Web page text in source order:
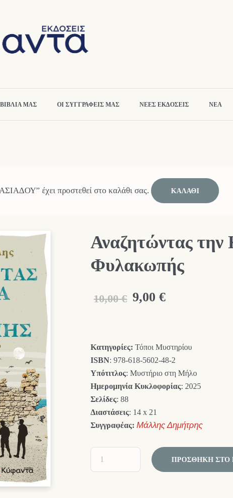
ΜΑΣ ΟΙ ΣΥΓΓΡΑΦΕΙΣ ΜΑΣ ΝΕΕΣ ΕΚΔΟΣΕΙΣ ΝΕΑ
έχει προστεθεί στο καλάθι σας. ΚΑΛΆΘΙ
Αναζητώντας την
Φυλακωπής
10,00 € Original
10,00 €.
9,00 €Η
είναι:
9,00 €.
Κατηγορίες:Τόποι Μυστηρίου
ISBN: 978-618-5602-48-2
Υπότιτλος: Μυστήριο στη Μήλο
Ημερομηνία Κυκλοφορίας: 2025
Σελίδες: 88
Διαστάσεις: 14 x 21
Συγγραφέας:Μάλλης Δημήτρης
ΠΡΟΣΘΉΚΗ ΣΤΟ